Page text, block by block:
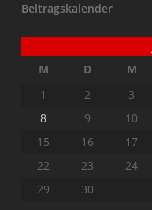
Beitragskalender
M
D M
1
2 3
8
9 10
15
16 17
22
23 24
29
30